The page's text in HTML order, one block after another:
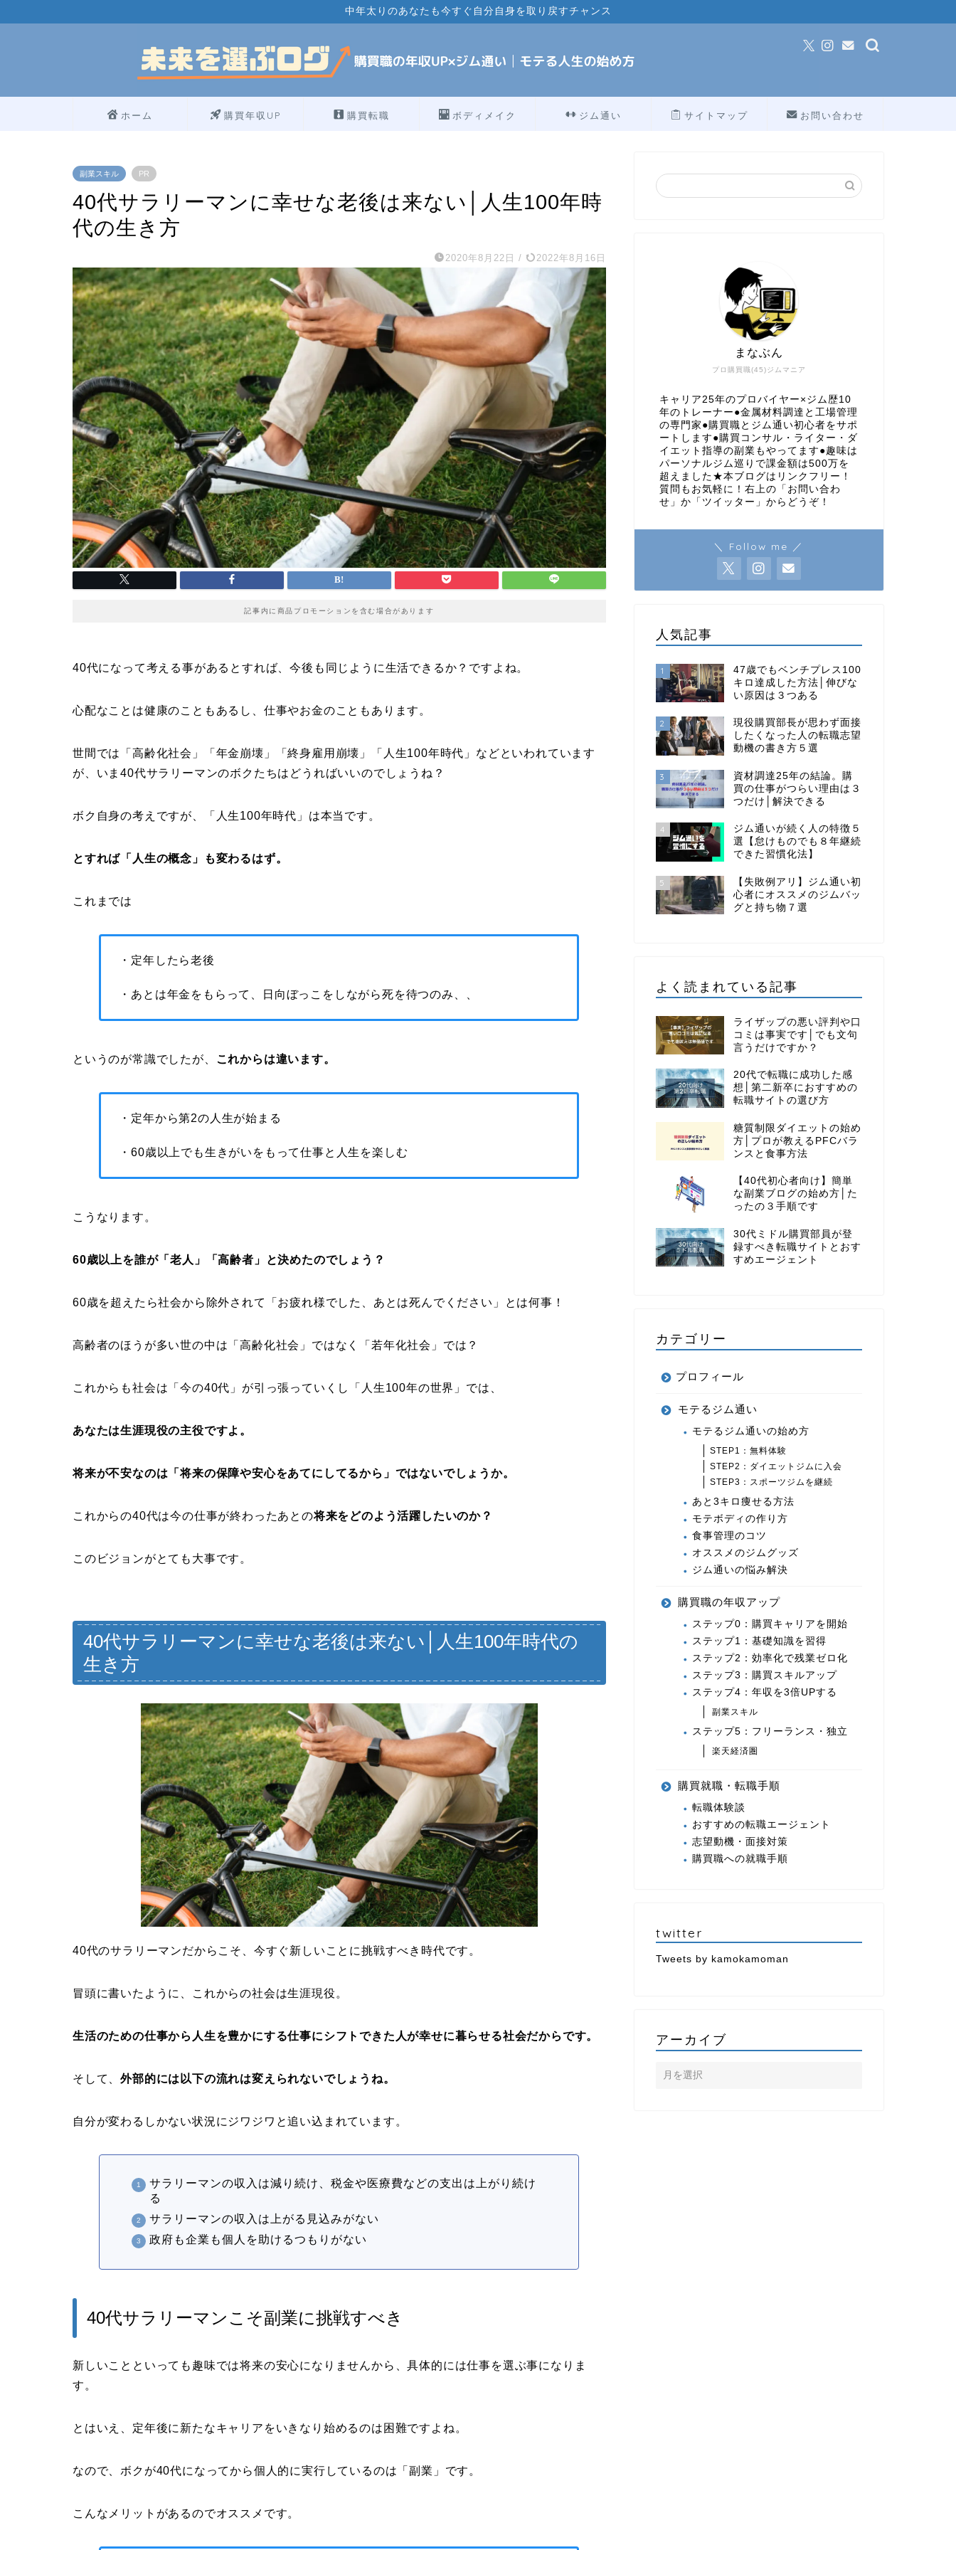
中年太りのあなたも今すぐ自分自身を取り戻すチャンス
ホーム 購買年収UP 購買転職 ボディメイク ジム通い サイトマップ お問い合わせ
副業スキル PR
40代サラリーマンに幸せな老後は来ない│人生100年時
代の生き方
2020年8月22日 / 2022年8月16日
記事内に商品プロモーションを含む場合があります
40代になって考える事があるとすれば、今後も同じように生活できるか？ですよね。
心配なことは健康のこともあるし、仕事やお金のこともあります。
世間では「高齢化社会」「年金崩壊」「終身雇用崩壊」「人生100年時代」などといわれています
が、いま40代サラリーマンのボクたちはどうればいいのでしょうね？
ボク自身の考えですが、「人生100年時代」は本当です。
とすれば「人生の概念」も変わるはず。
これまでは
・定年したら老後
・あとは年金をもらって、日向ぼっこをしながら死を待つのみ、、
というのが常識でしたが、 これからは違います。
・定年から第2の人生が始まる
・60歳以上でも生きがいをもって仕事と人生を楽しむ
こうなります。
60歳以上を誰が「老人」「高齢者」と決めたのでしょう？
60歳を超えたら社会から除外されて「お疲れ様でした、あとは死んでください」とは何事！
高齢者のほうが多い世の中は「高齢化社会」ではなく「若年化社会」では？
これからも社会は「今の40代」が引っ張っていくし「人生100年の世界」では、
あなたは生涯現役の主役ですよ。
将来が不安なのは「将来の保障や安心をあてにしてるから」ではないでしょうか。
これからの40代は今の仕事が終わったあとの将来をどのよう活躍したいのか？
このビジョンがとても大事です。
40代サラリーマンに幸せな老後は来ない│人生100年時代の
生き方
40代のサラリーマンだからこそ、今すぐ新しいことに挑戦すべき時代です。
冒頭に書いたように、これからの社会は生涯現役。
生活のための仕事から人生を豊かにする仕事にシフトできた人が幸せに暮らせる社会だからです。
そして、外部的には以下の流れは変えられないでしょうね。
自分が変わるしかない状況にジワジワと追い込まれています。
サラリーマンの収入は減り続け、税金や医療費などの支出は上がり続け
る
サラリーマンの収入は上がる見込みがない
政府も企業も個人を助けるつもりがない
40代サラリーマンこそ副業に挑戦すべき
新しいことといっても趣味では将来の安心になりませんから、具体的には仕事を選ぶ事になりま
す。
とはいえ、定年後に新たなキャリアをいきなり始めるのは困難ですよね。
なので、ボクが40代になってから個人的に実行しているのは「副業」です。
こんなメリットがあるのでオススメです。
プロ購買職(45)ジムマニア
まなぶん
キャリア25年のプロバイヤー×ジム歴10
年のトレーナー●金属材料調達と工場管理
の専門家●購買職とジム通い初心者をサポ
ートします●購買コンサル・ライター・ダ
イエット指導の副業もやってます●趣味は
パーソナルジム巡りで課金額は500万を
超えました★本ブログはリンクフリー！
質問もお気軽に！右上の「お問い合わ
せ」か「ツイッター」からどうぞ！
＼ Follow me ／
人気記事
1
47歳でもベンチプレス100
キロ達成した方法│伸びな
い原因は３つある
2
現役購買部長が思わず面接
したくなった人の転職志望
動機の書き方５選
3
資材調達25年の結論。購
買の仕事がつらい理由は３
つだけ│解決できる
4
ジム通いが続く人の特徴５
選【怠けものでも８年継続
できた習慣化法】
5
【失敗例アリ】ジム通い初
心者にオススメのジムバッ
グと持ち物７選
よく読まれている記事
ライザップの悪い評判や口
コミは事実です│でも文句
言うだけですか？
20代で転職に成功した感
想│第二新卒におすすめの
転職サイトの選び方
糖質制限ダイエットの始め
方│プロが教えるPFCバラ
ンスと食事方法
【40代初心者向け】簡単
な副業ブログの始め方│た
ったの３手順です
30代ミドル購買部員が登
録すべき転職サイトとおす
すめエージェント
カテゴリー
プロフィール
モテるジム通い
モテるジム通いの始め方
STEP1：無料体験
STEP2：ダイエットジムに入会
STEP3：スポーツジムを継続
あと3キロ痩せる方法
モテボディの作り方
食事管理のコツ
オススメのジムグッズ
ジム通いの悩み解決
購買職の年収アップ
ステップ0：購買キャリアを開始
ステップ1：基礎知識を習得
ステップ2：効率化で残業ゼロ化
ステップ3：購買スキルアップ
ステップ4：年収を3倍UPする
副業スキル
ステップ5：フリーランス・独立
楽天経済圏
購買就職・転職手順
転職体験談
おすすめの転職エージェント
志望動機・面接対策
購買職への就職手順
twitter
Tweets by kamokamoman
アーカイブ